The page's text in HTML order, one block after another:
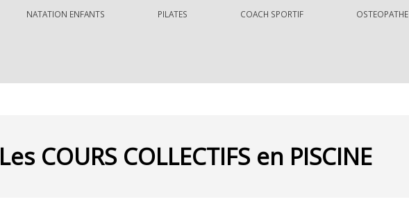
NATATION ENFANTS PILATES COACH SPORTIF OSTEOPATHE
Les COURS COLLECTIFS en PISCINE